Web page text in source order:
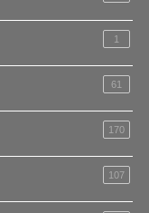
1
61
170
107